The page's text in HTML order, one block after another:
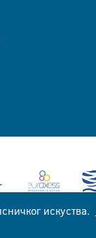
искуства.